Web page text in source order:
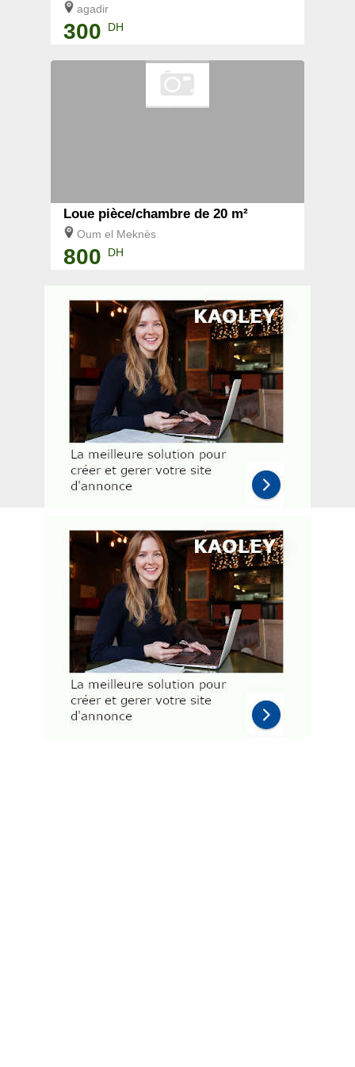
agadir
300 DH
Loue pièce/chambre de 20 m²
Oum el Meknès
800 DH